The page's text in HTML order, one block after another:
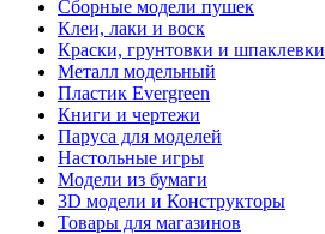
Сборные модели пушек
Клеи, лаки и воск
Краски, грунтовки и шпаклевки
Металл модельный
Пластик Evergreen
Книги и чертежи
Паруса для моделей
Настольные игры
Модели из бумаги
3D модели и Конструкторы
Товары для магазинов